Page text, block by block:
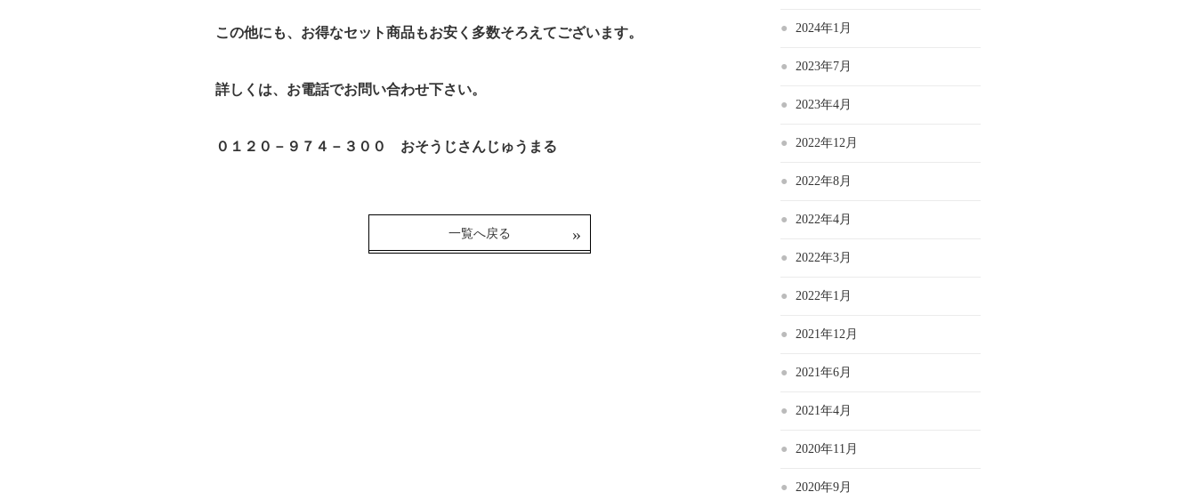
この他にも、お得なセット商品もお安く多数そろえてございます。
詳しくは、お電話でお問い合わせ下さい。
０１２０－９７４－３００ おそうじさんじゅうまる
一覧へ戻る
2024年1月
2023年7月
2023年4月
2022年12月
2022年8月
2022年4月
2022年3月
2022年1月
2021年12月
2021年6月
2021年4月
2020年11月
2020年9月